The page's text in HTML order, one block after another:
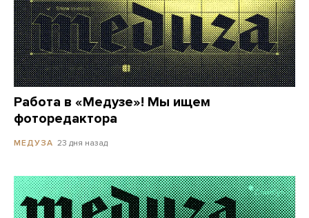
Работа в «Медузе»! Мы ищем
фоторедактора
МЕДУЗА 23 дня назад